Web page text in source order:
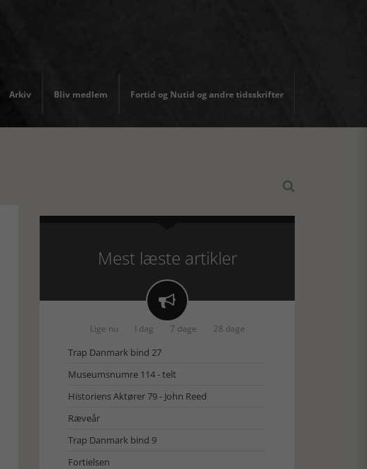
Arkiv Bliv medlem Fortid og Nutid og andre tidsskrifter

Mest læste artikler

Lige nu I dag 7 dage 28 dage
Trap Danmark bind 27
Museumsnumre 114 - telt
Historiens Aktører 79 - John Reed
Ræveår
Trap Danmark bind 9
Fortielsen